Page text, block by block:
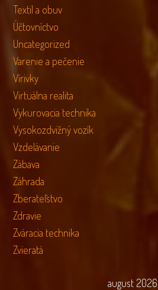
Textil a obuv
Účtovníctvo
Uncategorized
Varenie a pečenie
Vírivky
Virtuálna realita
Vykurovacia technika
Vysokozdvižný vozík
Vzdelávanie
Zábava
Záhrada
Zberateľstvo
Zdravie
Zváracia technika
Zvieratá
august 2026